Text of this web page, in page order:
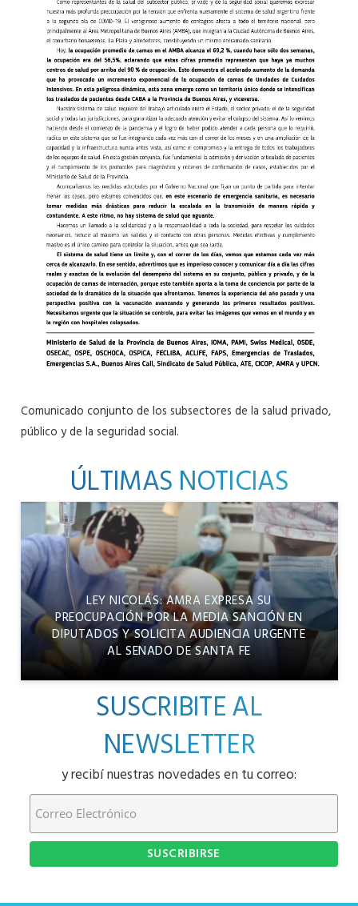
Comunicado conjunto de los subsectores de la salud privado,
público y de la seguridad social.
ÚLTIMAS NOTICIAS
LEY NICOLÁS: AMRA EXPRESA SU
PREOCUPACIÓN POR LA MEDIA SANCIÓN EN
DIPUTADOS Y SOLICITA AUDIENCIA URGENTE
AL SENADO DE SANTA FE
SUSCRIBITE AL
NEWSLETTER
y recibí nuestras novedades en tu correo: